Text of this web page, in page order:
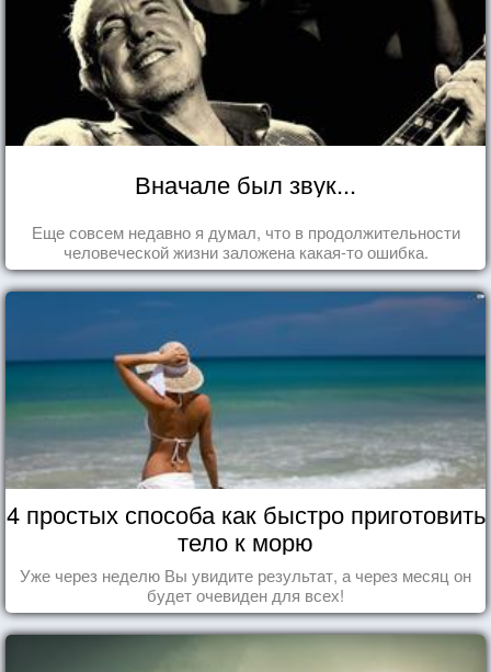
Вначале был звук...
Еще совсем недавно я думал, что в продолжительности
человеческой жизни заложена какая-то ошибка.
4 простых способа как быстро приготовить
тело к морю
Уже через неделю Вы увидите результат, а через месяц он
будет очевиден для всех!